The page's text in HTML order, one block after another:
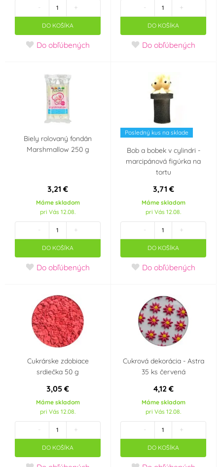
Snížený obsah cukru
(Low Sugar) nebo bez
cukru
(16)
Vhodné pro RAW
recepty
(2)
Food (CEFF) -
potraviny bez
zbytečné chemie
(23)
vegetariány (56)
Vhodné pro vegany
(25)
(TFA Free)
Košer (kosher) (71)
Halal (3)
Silvestr Svatba
Hvězdy Ples
Minecraft Baby Shower
Je to holka!! Je to kluk!!
SpongeBob Vesmír
Rozlučka se svobodou Dětská párty klučičí
Disco Hudební párty
- +
DO KOŠÍKA
Do obľúbených
- +
DO KOŠÍKA
Do obľúbených
Biely rolovaný fondán
Marshmallow 250 g
3,21 €
Máme skladom
pri Vás 12.08.
- +
DO KOŠÍKA
Do obľúbených
Posledný kus na sklade
Bob a bobek v cylindri -
marcipánová figúrka na
tortu
3,71 €
Máme skladom
pri Vás 12.08.
- +
DO KOŠÍKA
Do obľúbených
Cukrárske zdobiace
srdiečka 50 g
3,05 €
Máme skladom
pri Vás 12.08.
- +
DO KOŠÍKA
Cukrová dekorácia - Astra
35 ks červená
4,12 €
Máme skladom
pri Vás 12.08.
- +
DO KOŠÍKA